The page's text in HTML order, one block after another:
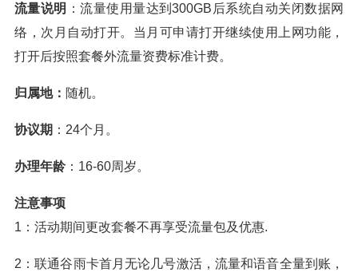
流量说明 ：流量使用量达到300GB后系统自动关闭数据网
络，次月自动打开。当月可申请打开继续使用上网功能，
打开后按照套餐外流量资费标准计费。
归属地： 随机。
协议期 ：24个月。
办理年龄：16-60周岁。
注意事项
1：活动期间更改套餐不再享受流量包及优惠.
2：联通谷雨卡首月无论几号激活，流量和语音全量到账，